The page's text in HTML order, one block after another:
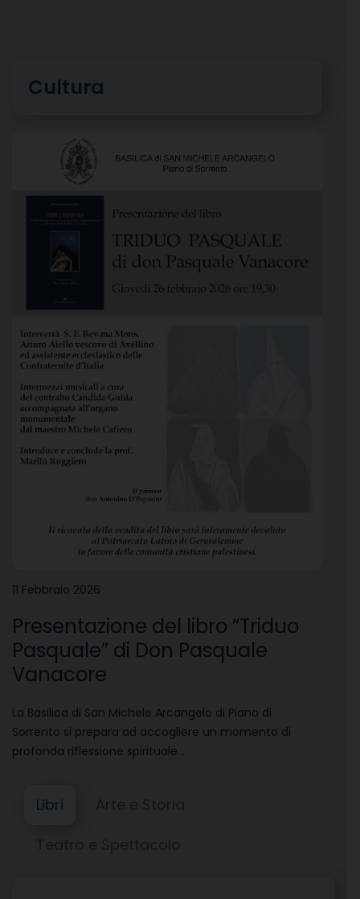
Cultura
11 Febbraio 2026
Presentazione del libro “Triduo
Pasquale” di Don Pasquale
Vanacore
La Basilica di San Michele Arcangelo di Piano di
Sorrento si prepara ad accogliere un momento di
profonda riflessione spirituale…
Libri